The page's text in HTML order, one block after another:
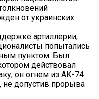
от украинских
артиллерии,
попытались
пунктом. Был
действовал
он огнем из АК-74
не допустив прорыва